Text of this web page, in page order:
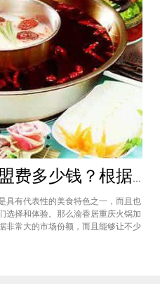
渝香居重庆火锅加盟费多少钱？根据所在城市进行规划非常合适创业
具有代表性的美食特色之一，而且也
选择和体验。那么渝香居重庆火锅加
非常大的市场份额，而且能够让不少
庆火锅加盟成为了大家心中非常合